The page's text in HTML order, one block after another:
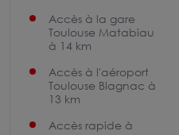
Accès à la gare
Toulouse Matabiau
à 14 km
Accès à l'aéroport
Toulouse Blagnac à
13 km
Accès rapide à